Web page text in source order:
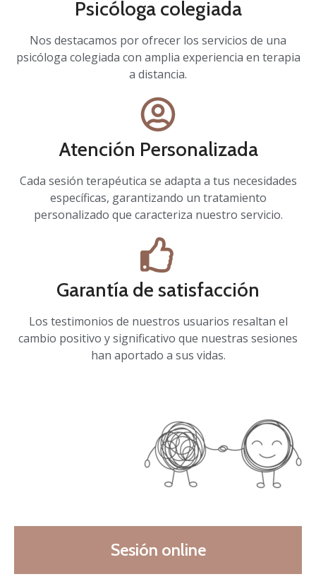
Psicóloga colegiada
Nos destacamos por ofrecer los servicios de una
psicóloga colegiada con amplia experiencia en terapia
a distancia.
Atención Personalizada
Cada sesión terapéutica se adapta a tus necesidades
específicas, garantizando un tratamiento
personalizado que caracteriza nuestro servicio.
Garantía de satisfacción
Los testimonios de nuestros usuarios resaltan el
cambio positivo y significativo que nuestras sesiones
han aportado a sus vidas.
Sesión online